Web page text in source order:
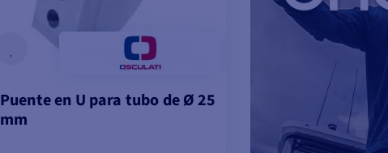
Puente en U para tubo de Ø 25
mm